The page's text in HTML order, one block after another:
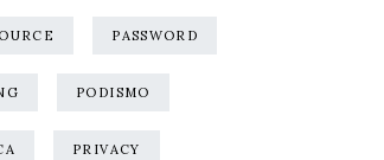
PASSWORD
PODISMO
PRIVACY